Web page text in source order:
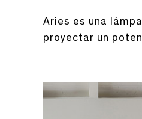
Aries es una
proyectar un